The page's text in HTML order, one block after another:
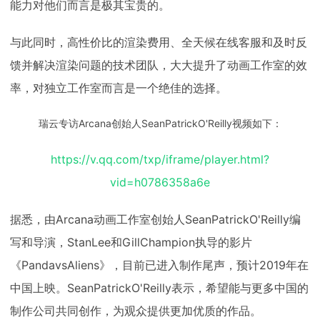
能力对他们而言是极其宝贵的。
与此同时，高性价比的渲染费用、全天候在线客服和及时反
馈并解决渲染问题的技术团队，大大提升了动画工作室的效
率，对独立工作室而言是一个绝佳的选择。
瑞云专访Arcana创始人SeanPatrickO'Reilly视频如下：
https://v.qq.com/txp/iframe/player.html?
vid=h0786358a6e
据悉，由Arcana动画工作室创始人SeanPatrickO'Reilly编
写和导演，StanLee和GillChampion执导的影片
《PandavsAliens》，目前已进入制作尾声，预计2019年在
中国上映。SeanPatrickO'Reilly表示，希望能与更多中国的
制作公司共同创作，为观众提供更加优质的作品。